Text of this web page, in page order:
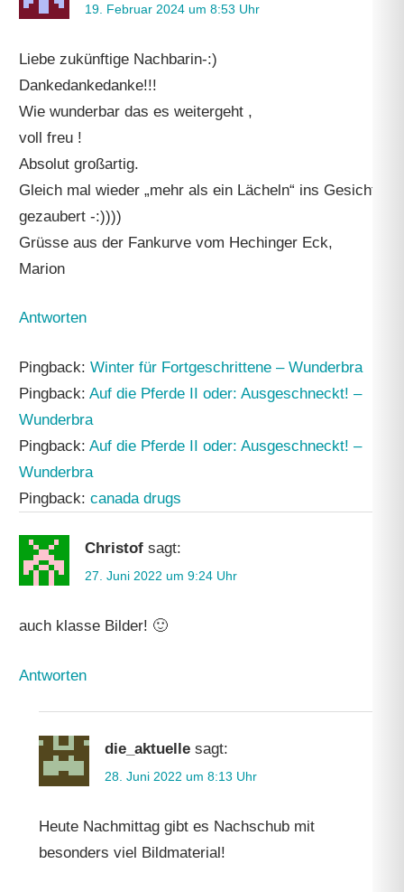
19. Februar 2024 um 8:53 Uhr
Liebe zukünftige Nachbarin-:)
Dankedankedanke!!!
Wie wunderbar das es weitergeht ,
voll freu !
Absolut großartig.
Gleich mal wieder „mehr als ein Lächeln“ ins Gesicht
gezaubert -:))))
Grüsse aus der Fankurve vom Hechinger Eck,
Marion
Antworten
Pingback:Winter für Fortgeschrittene – Wunderbra
Pingback:Auf die Pferde II oder: Ausgeschneckt! –
Wunderbra
Pingback:Auf die Pferde II oder: Ausgeschneckt! –
Wunderbra
Pingback:canada drugs
Christof sagt:
27. Juni 2022 um 9:24 Uhr
auch klasse Bilder! 🙂
Antworten
die_aktuelle sagt:
28. Juni 2022 um 8:13 Uhr
Heute Nachmittag gibt es Nachschub mit
besonders viel Bildmaterial!